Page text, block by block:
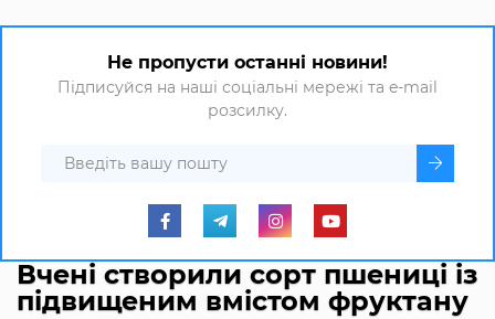
Не пропусти останні новини!
Підписуйся на наші соціальні мережі та e-mail
розсилку.
Вчені створили сорт пшениці із
підвищеним вмістом фруктану